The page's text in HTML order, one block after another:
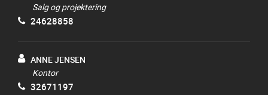
Salg og projektering
24628858
ANNE JENSEN
Kontor
32671197